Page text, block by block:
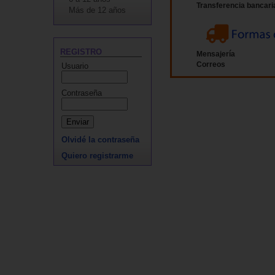
Más de 12 años
REGISTRO
Usuario
Contraseña
Olvidé la contraseña
Quiero registrarme
Transferencia
Mensajería
Correos